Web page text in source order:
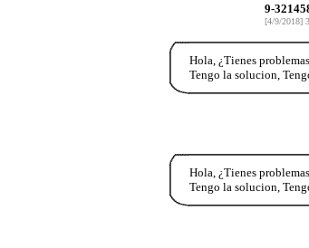
9-
[4/9/2018]
Hola, ¿Tienes
Tengo la solucion,
Hola, ¿Tienes
Tengo la solucion,